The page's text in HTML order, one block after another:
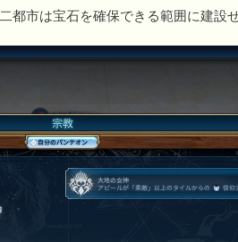
市は宝石を確保できる範囲に建設せ